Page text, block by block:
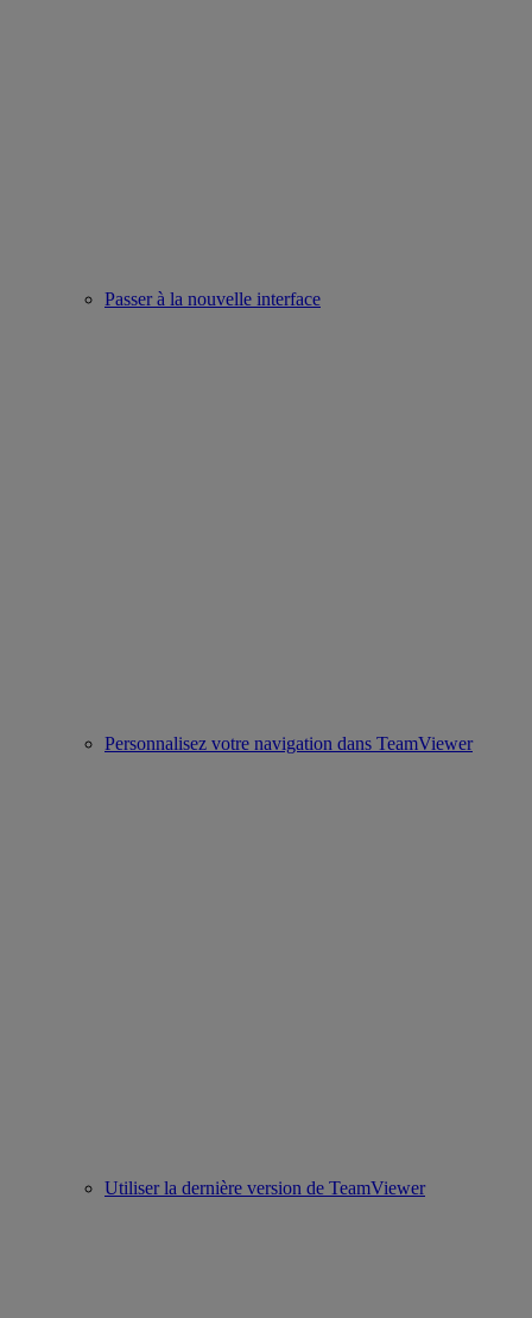
Passer à la nouvelle interface
Personnalisez votre navigation dans TeamViewer
Utiliser la dernière version de TeamViewer